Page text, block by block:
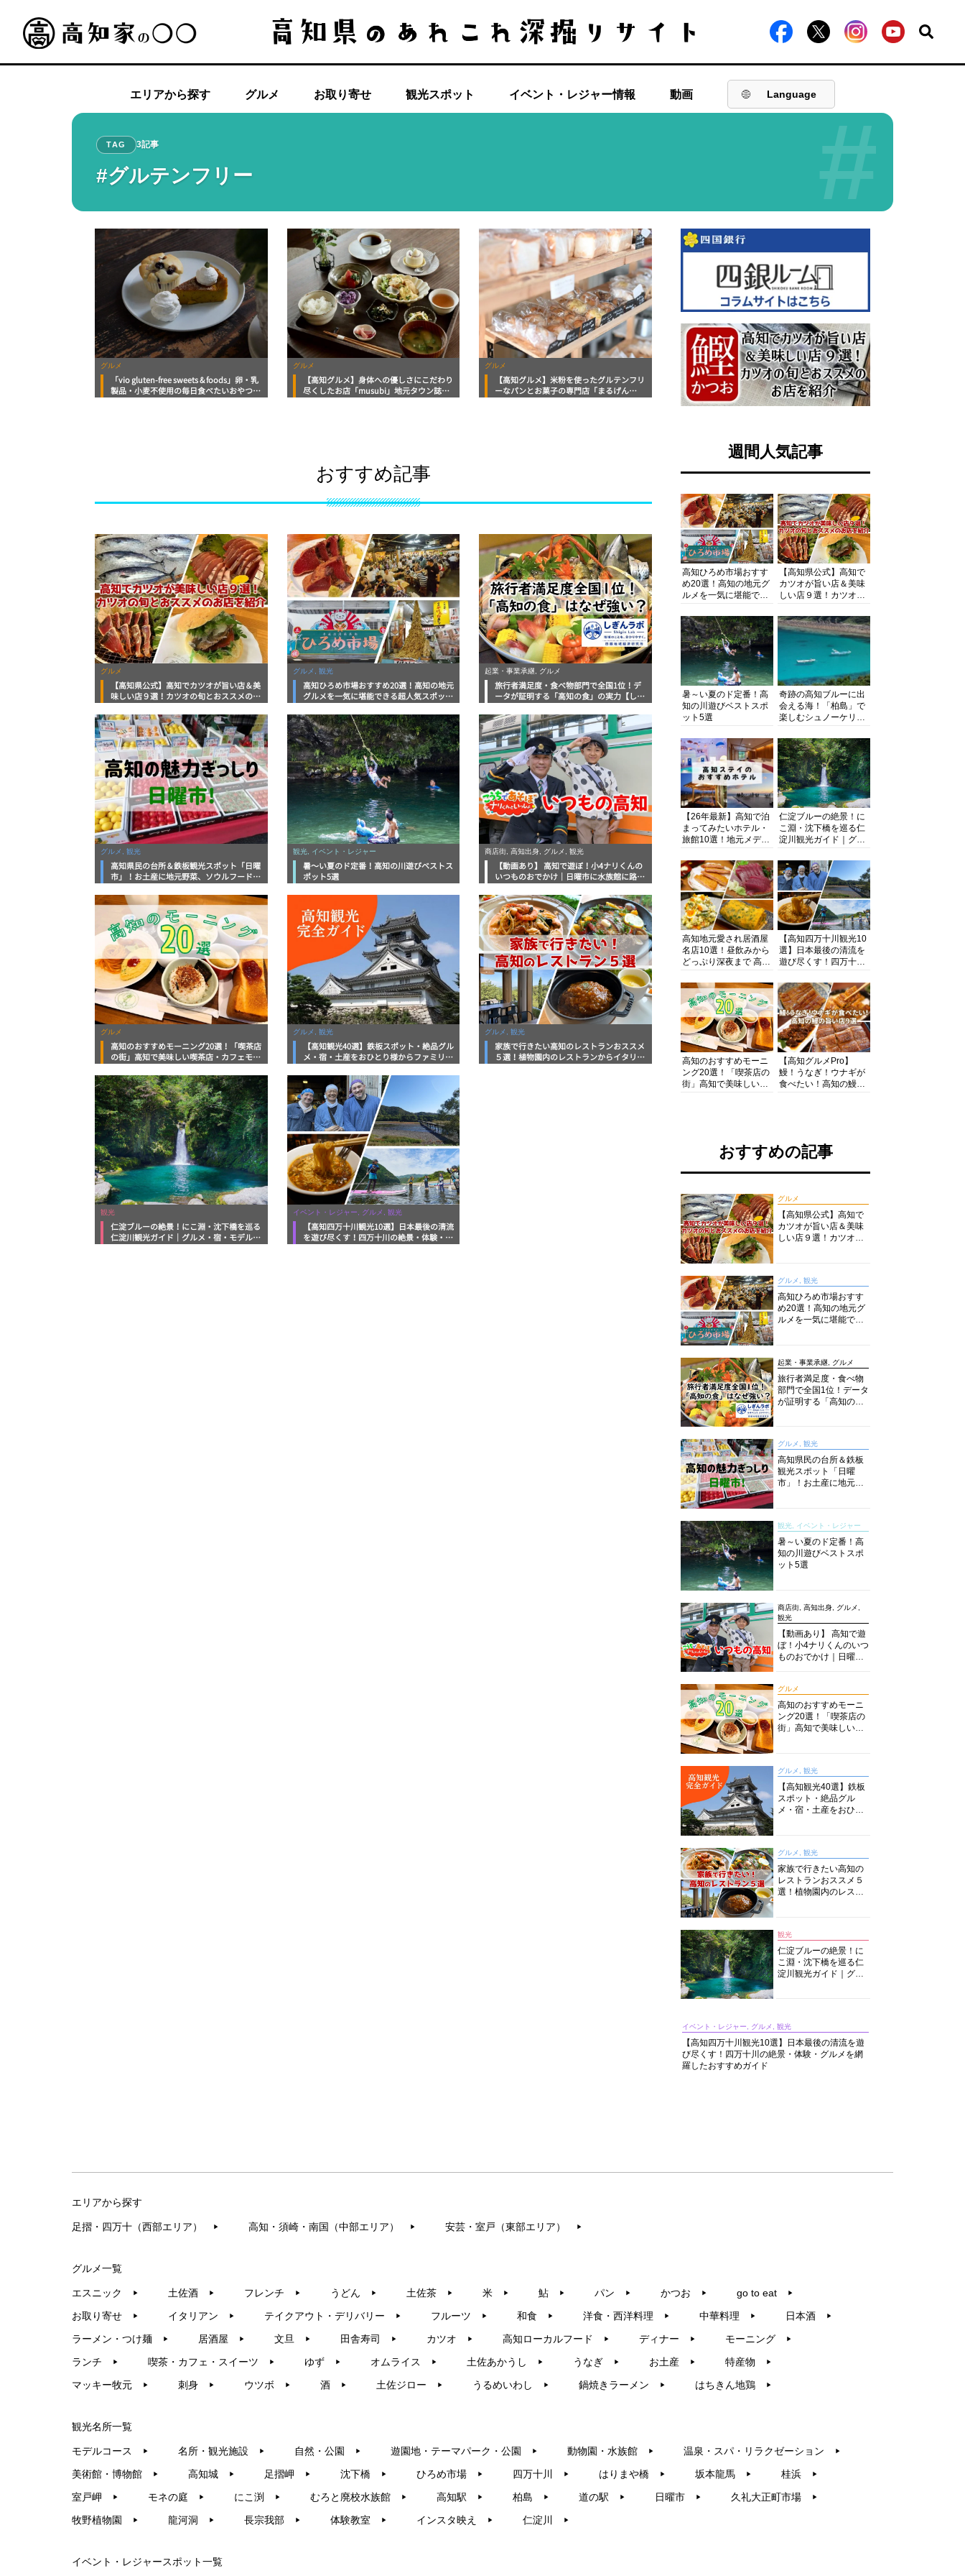
エリアから探す グルメ お取り寄せ 観光スポット イベント・レジャー情報 動画 Language
#
TAG 3記事
#グルテンフリー
グルメ
「vio gluten-free sweets & foods」卵・乳
製品・小麦不使用の毎日食べたいおやつ｜
グルメ
【高知グルメ】身体への優しさにこだわり
尽くしたお店「musubi」地元タウン誌お
グルメ
【高知グルメ】米粉を使ったグルテンフリ
ーなパンとお菓子の専門店「まるげん
おすすめ記事
グルメ
【高知県公式】高知でカツオが旨い店＆美
味しい店９選！カツオの旬とおススメのお
グルメ, 観光
高知ひろめ市場おすすめ20選！高知の地元
グルメを一気に堪能できる超人気スポット
起業・事業承継, グルメ
旅行者満足度・食べ物部門で全国1位！デ
ータが証明する「高知の食」の実力【しぎ
グルメ, 観光
高知県民の台所＆鉄板観光スポット「日曜
市」！お土産に地元野菜、ソウルフードま
底解説！
観光, イベント・レジャー
暑～い夏のド定番！高知の川遊びベストス
ポット5選
商店街, 高知出身, グルメ, 観光
【動画あり】 高知で遊ぼ！小4ナリくんの
いつものおでかけ｜日曜市に水族館に路面
グルメ
高知のおすすめモーニング20選！「喫茶店
の街」高知で美味しい喫茶店・カフェモー
グルメ, 観光
【高知観光40選】鉄板スポット・絶品グル
メ・宿・土産をおひとり様からファミリー
グルメ, 観光
家族で行きたい高知のレストランおススメ
５選！植物園内のレストランからイタリア
観光
仁淀ブルーの絶景！にこ淵・沈下橋を巡る
仁淀川観光ガイド｜グルメ・宿・モデルコ
イベント・レジャー, グルメ, 観光
【高知四万十川観光10選】日本最後の清流
を遊び尽くす！四万十川の絶景・体験・グ
週間人気記事
高知ひろめ市場おすす
め20選！高知の地元グ
ルメを一気に堪能でき
底解剖
【高知県公式】高知で
カツオが旨い店＆美味
しい店９選！カツオの
紹介
暑～い夏のド定番！高
知の川遊びベストスポ
ット5選
奇跡の高知ブルーに出
会える海！「柏島」で
楽しむシュノーケリン
浴にキャンプまで透明
度抜群の海の楽園を徹
底紹介
【26年最新】高知で泊
まってみたいホテル・
旅館10選！地元メディ
厳選
仁淀ブルーの絶景！に
こ淵・沈下橋を巡る仁
淀川観光ガイド｜グル
まで完全網羅！
高知地元愛され居酒屋
名店10選！昼飲みから
どっぷり深夜まで 高知
知グルメPro】
【高知四万十川観光10
選】日本最後の清流を
遊び尽くす！四万十川
を網羅したおすすめガ
イド
高知のおすすめモーニ
ング20選！「喫茶店の
街」高知で美味しい喫
【高知グルメPro】
鰻！うなぎ！ウナギが
食べたい！高知の鰻の
おすすめの記事
グルメ
【高知県公式】高知で
カツオが旨い店＆美味
しい店９選！カツオの
グルメ, 観光
高知ひろめ市場おすす
め20選！高知の地元グ
ルメを一気に堪能でき
起業・事業承継, グルメ
旅行者満足度・食べ物
部門で全国1位！データ
が証明する「高知の
グルメ, 観光
高知県民の台所＆鉄板
観光スポット「日曜
市」！お土産に地元野
説！
観光, イベント・レジャー
暑～い夏のド定番！高
知の川遊びベストスポ
ット5選
商店街, 高知出身, グルメ,
観光
【動画あり】 高知で遊
ぼ！小4ナリくんのいつ
ものおでかけ｜日曜市
グルメ
高知のおすすめモーニ
ング20選！「喫茶店の
街」高知で美味しい喫
グルメ, 観光
【高知観光40選】鉄板
スポット・絶品グル
メ・宿・土産をおひと
グルメ, 観光
家族で行きたい高知の
レストランおススメ５
選！植物園内のレスト
観光
仁淀ブルーの絶景！に
こ淵・沈下橋を巡る仁
淀川観光ガイド｜グル
イベント・レジャー, グルメ, 観光
【高知四万十川観光10選】日本最後の清流を遊
び尽くす！四万十川の絶景・体験・グルメを網
羅したおすすめガイド
エリアから探す
足摺・四万十（西部エリア） ▶︎ 高知・須崎・南国（中部エリア） ▶︎ 安芸・室戸（東部エリア） ▶︎
グルメ一覧
エスニック ▶︎ 土佐酒 ▶︎ フレンチ ▶︎ うどん ▶︎ 土佐茶 ▶︎ 米 ▶︎ 鮎 ▶︎ パン ▶︎ かつお ▶︎ go to eat ▶︎
お取り寄せ ▶︎ イタリアン ▶︎ テイクアウト・デリバリー ▶︎ フルーツ ▶︎ 和食 ▶︎ 洋食・西洋料理 ▶︎ 中華料理 ▶︎ 日本酒 ▶︎
ラーメン・つけ麺 ▶︎ 居酒屋 ▶︎ 文旦 ▶︎ 田舎寿司 ▶︎ カツオ ▶︎ 高知ローカルフード ▶︎ ディナー ▶︎ モーニング ▶︎
ランチ ▶︎ 喫茶・カフェ・スイーツ ▶︎ ゆず ▶︎ オムライス ▶︎ 土佐あかうし ▶︎ うなぎ ▶︎ お土産 ▶︎ 特産物 ▶︎
マッキー牧元 ▶︎ 刺身 ▶︎ ウツボ ▶︎ 酒 ▶︎ 土佐ジロー ▶︎ うるめいわし ▶︎ 鍋焼きラーメン ▶︎ はちきん地鶏 ▶︎
観光名所一覧
モデルコース ▶︎ 名所・観光施設 ▶︎ 自然・公園 ▶︎ 遊園地・テーマパーク・公園 ▶︎ 動物園・水族館 ▶︎ 温泉・スパ・リラクゼーション ▶︎
美術館・博物館 ▶︎ 高知城 ▶︎ 足摺岬 ▶︎ 沈下橋 ▶︎ ひろめ市場 ▶︎ 四万十川 ▶︎ はりまや橋 ▶︎ 坂本龍馬 ▶︎ 桂浜 ▶︎
室戸岬 ▶︎ モネの庭 ▶︎ にこ渕 ▶︎ むろと廃校水族館 ▶︎ 高知駅 ▶︎ 柏島 ▶︎ 道の駅 ▶︎ 日曜市 ▶︎ 久礼大正町市場 ▶︎
牧野植物園 ▶︎ 龍河洞 ▶︎ 長宗我部 ▶︎ 体験教室 ▶︎ インスタ映え ▶︎ 仁淀川 ▶︎
イベント・レジャースポット一覧